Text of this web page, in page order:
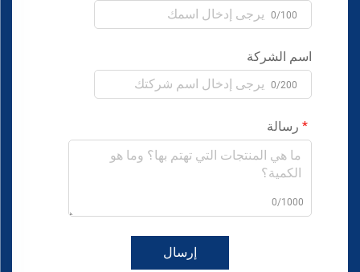
0/100
اسم الشركة
0/200
رسالة
0/1000
إرسال